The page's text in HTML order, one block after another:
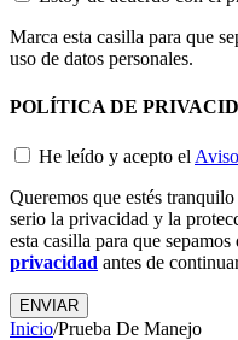
Marca esta casilla para que
uso de datos personales.
POLÍTICA DE
He leído y acepto el
Queremos que estés
serio la privacidad y la
esta casilla para que
privacidad antes de
ENVIAR
Inicio/Prueba De Manejo